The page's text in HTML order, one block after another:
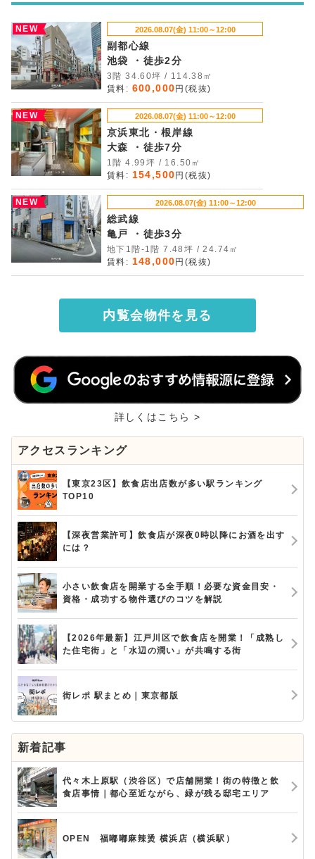
NEW 2026.08.07(金) 11:00～12:00
副都心線
池袋 ・徒歩2分
3階 34.60坪 / 114.38㎡
賃料: 600,000 円(税抜)
NEW 2026.08.07(金) 11:00～12:00
京浜東北・根岸線
大森 ・徒歩7分
1階 4.99坪 / 16.50㎡
賃料: 154,500 円(税抜)
NEW 2026.08.07(金) 11:00～12:00
総武線
亀戸 ・徒歩3分
地下1階-1階 7.48坪 / 24.74㎡
賃料: 148,000 円(税抜)
内覧会物件を見る
詳しくはこちら >
アクセスランキング
【東京23区】飲食店出店数が多い駅ランキング
TOP10
【深夜営業許可】飲食店が深夜0時以降にお酒を出す
には？
小さい飲食店を開業する全手順！必要な資金目安・
資格・成功する物件選びのコツを解説
【2026年最新】江戸川区で飲食店を開業！「成熟し
た住宅街」と「水辺の潤い」が共鳴する街
街レポ 駅まとめ｜東京都版
新着記事
代々木上原駅（渋谷区）で店舗開業！街の特徴と飲
食店事情｜都心至近ながら、緑が残る邸宅エリア
OPEN 福嘟嘟麻辣烫 横浜店（横浜駅）